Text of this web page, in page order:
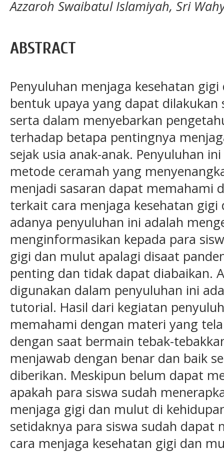
Azzaroh Swaibatul Islamiyah, Sri
ABSTRACT
Penyuluhan menjaga kesehatan
bentuk upaya yang dapat
serta dalam menyebarkan
terhadap betapa pentingnya
sejak usia anak-anak. Penyuluhan
metode ceramah yang
menjadi sasaran dapat memahami
terkait cara menjaga kesehatan
adanya penyuluhan ini adalah
menginformasikan kepada para
gigi dan mulut apalagi disaat
penting dan tidak dapat diabaikan.
digunakan dalam penyuluhan ini
tutorial. Hasil dari kegiatan
memahami dengan materi yang
dengan saat bermain tebak-
menjawab dengan benar dan baik
diberikan. Meskipun belum dapat
apakah para siswa sudah
menjaga gigi dan mulut di
setidaknya para siswa sudah dapat
cara menjaga kesehatan gigi dan